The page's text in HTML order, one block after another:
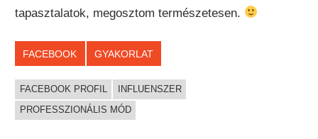
tapasztalatok, megosztom természetesen.
FACEBOOK GYAKORLAT
FACEBOOK PROFIL
INFLUENSZER
PROFESSZIONÁLIS MÓD